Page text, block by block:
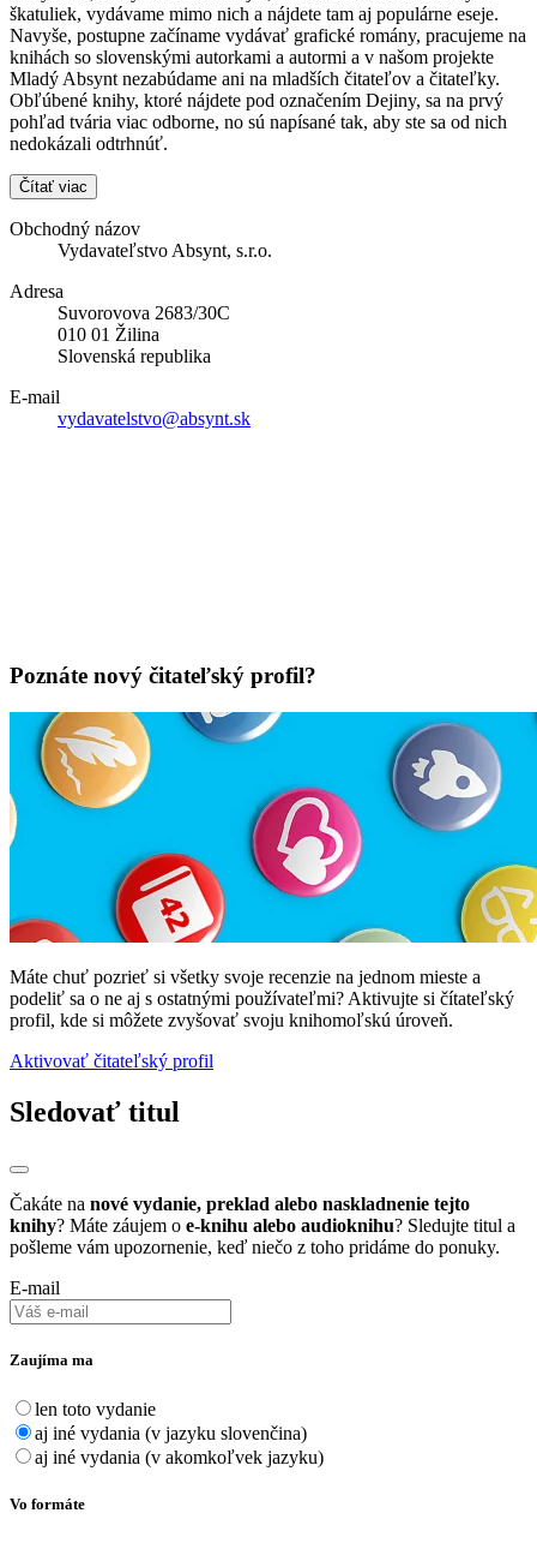
škatuliek, vydávame mimo nich a nájdete tam aj populárne eseje.
Navyše, postupne začíname vydávať grafické romány, pracujeme na
knihách so slovenskými autorkami a autormi a v našom projekte
Mladý Absynt nezabúdame ani na mladších čitateľov a čitateľky.
Obľúbené knihy, ktoré nájdete pod označením Dejiny, sa na prvý
pohľad tvária viac odborne, no sú napísané tak, aby ste sa od nich
nedokázali odtrhnúť.
Čítať viac
Obchodný názov
Vydavateľstvo Absynt, s.r.o.
Adresa
Suvorovova 2683/30C
010 01 Žilina
Slovenská republika
E-mail
vydavatelstvo@absynt.sk
Poznáte nový čitateľský profil?
Máte chuť pozrieť si všetky svoje recenzie na jednom mieste a
podeliť sa o ne aj s ostatnými používateľmi? Aktivujte si čítateľský
profil, kde si môžete zvyšovať svoju knihomoľskú úroveň.
Aktivovať čitateľský profil
Sledovať titul
Čakáte na nové vydanie, preklad alebo naskladnenie tejto
knihy? Máte záujem o e-knihu alebo audioknihu? Sledujte titul a
pošleme vám upozornenie, keď niečo z toho pridáme do ponuky.
E-mail
Zaujíma ma
len toto vydanie
aj iné vydania (v jazyku slovenčina)
aj iné vydania (v akomkoľvek jazyku)
Vo formáte